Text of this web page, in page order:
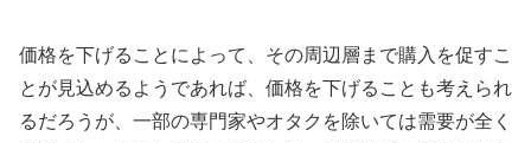
価格を下げることによって、その周辺層まで購入を促すこ
とが見込めるようであれば、価格を下げることも考えられ
るだろうが、一部の専門家やオタクを除いては需要が全く